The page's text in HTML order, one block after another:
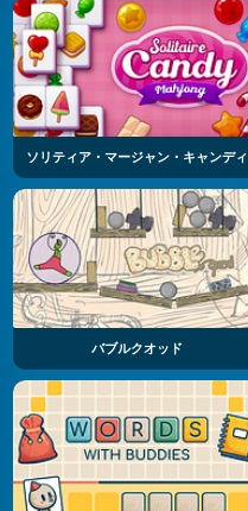
ソリティア・マージャン・キャンディ
バブルクオッド